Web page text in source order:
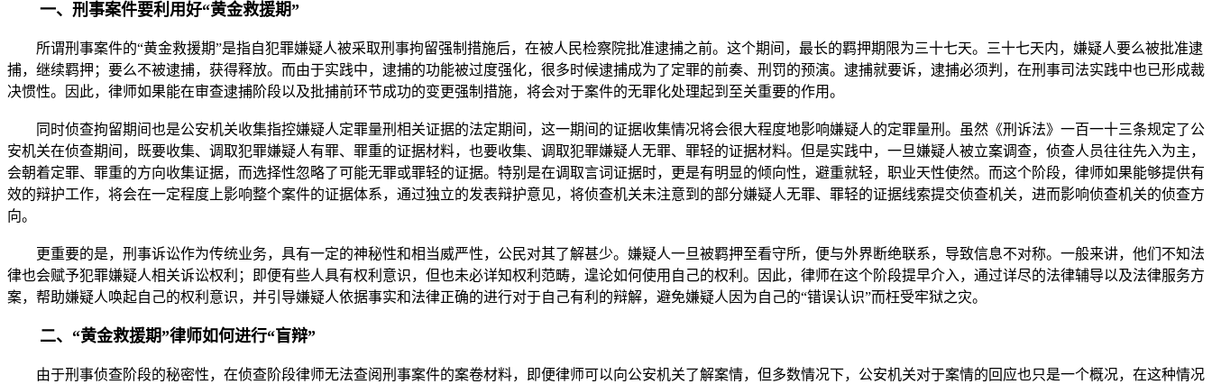
一、刑事案件要利用好“黄金救援期”
所谓刑事案件的“黄金救援期”是指自犯罪嫌疑人被采取刑事拘留强制措施后，在被人民检察院批准逮捕之前。这个期间，最长的羁押期限为三十七天。三十七天内，嫌疑人要么被批准逮
捕，继续羁押；要么不被逮捕，获得释放。而由于实践中，逮捕的功能被过度强化，很多时候逮捕成为了定罪的前奏、刑罚的预演。逮捕就要诉，逮捕必须判，在刑事司法实践中也已形成裁
决惯性。因此，律师如果能在审查逮捕阶段以及批捕前环节成功的变更强制措施，将会对于案件的无罪化处理起到至关重要的作用。
同时侦查拘留期间也是公安机关收集指控嫌疑人定罪量刑相关证据的法定期间，这一期间的证据收集情况将会很大程度地影响嫌疑人的定罪量刑。虽然《刑诉法》一百一十三条规定了公
安机关在侦查期间，既要收集、调取犯罪嫌疑人有罪、罪重的证据材料，也要收集、调取犯罪嫌疑人无罪、罪轻的证据材料。但是实践中，一旦嫌疑人被立案调查，侦查人员往往先入为主，
会朝着定罪、罪重的方向收集证据，而选择性忽略了可能无罪或罪轻的证据。特别是在调取言词证据时，更是有明显的倾向性，避重就轻，职业天性使然。而这个阶段，律师如果能够提供有
效的辩护工作，将会在一定程度上影响整个案件的证据体系，通过独立的发表辩护意见，将侦查机关未注意到的部分嫌疑人无罪、罪轻的证据线索提交侦查机关，进而影响侦查机关的侦查方
向。
更重要的是，刑事诉讼作为传统业务，具有一定的神秘性和相当威严性，公民对其了解甚少。嫌疑人一旦被羁押至看守所，便与外界断绝联系，导致信息不对称。一般来讲，他们不知法
律也会赋予犯罪嫌疑人相关诉讼权利；即便有些人具有权利意识，但也未必详知权利范畴，遑论如何使用自己的权利。因此，律师在这个阶段提早介入，通过详尽的法律辅导以及法律服务方
案，帮助嫌疑人唤起自己的权利意识，并引导嫌疑人依据事实和法律正确的进行对于自己有利的辩解，避免嫌疑人因为自己的“错误认识”而枉受牢狱之灾。
二、“黄金救援期”律师如何进行“盲辩”
由于刑事侦查阶段的秘密性，在侦查阶段律师无法查阅刑事案件的案卷材料，即便律师可以向公安机关了解案情，但多数情况下，公安机关对于案情的回应也只是一个概况，在这种情况